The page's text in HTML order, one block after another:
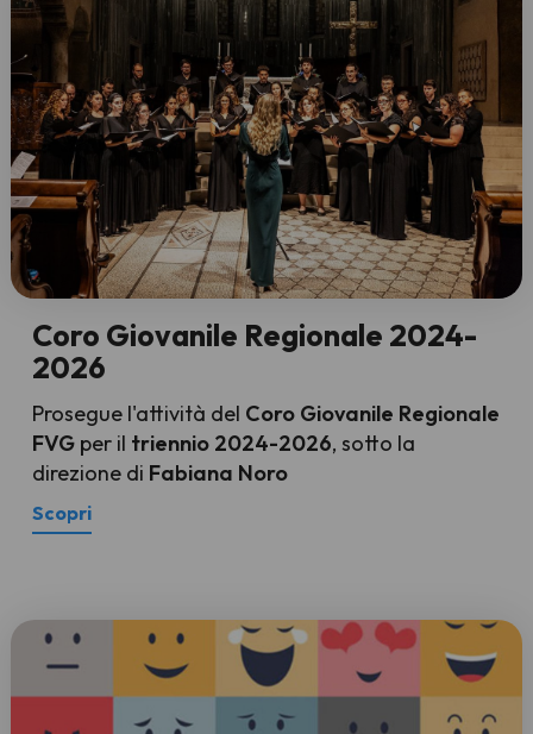
Coro Giovanile Regionale 2024-
2026
Prosegue l'attività del Coro Giovanile Regionale
FVG per il triennio 2024-2026, sotto la
direzione di Fabiana Noro
Scopri